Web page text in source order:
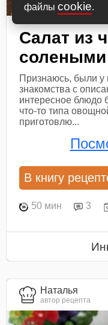
файлы cookie.
Салат из
солеными
Признаюсь, были
знакомства с
интересное блюдо
что-то типа
приготовлю...
В книгу
50 мин 3
Наталья
автор рецепта